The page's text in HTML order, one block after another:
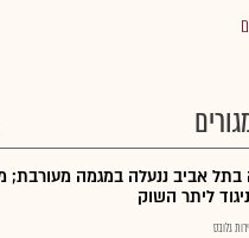
בתל אביב ננעלה במגמה מעורבת;
ליתר השוק
גלובס